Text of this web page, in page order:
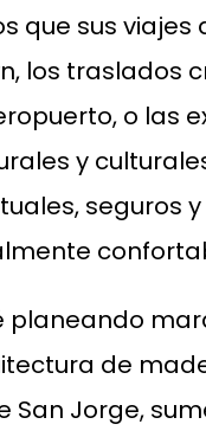
que sus viajes
los traslados
o las
y
seguros y
planeando
de
San Jorge,